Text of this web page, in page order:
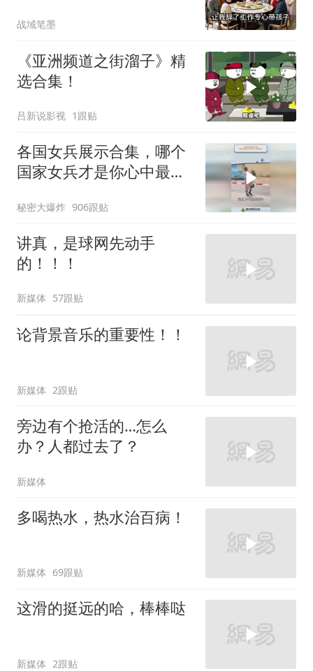
战域笔墨
《亚洲频道之街溜子》精
选合集！
吕新说影视 1跟贴
各国女兵展示合集，哪个
国家女兵才是你心中最飒
秘密大爆炸 906跟贴
讲真，是球网先动手
的！！！
新媒体 57跟贴
论背景音乐的重要性！！
新媒体 2跟贴
旁边有个抢活的…怎么
办？人都过去了？
新媒体
多喝热水，热水治百病！
新媒体 69跟贴
这滑的挺远的哈，棒棒哒
新媒体 2跟贴